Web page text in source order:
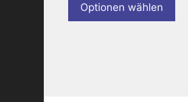
Optionen wählen